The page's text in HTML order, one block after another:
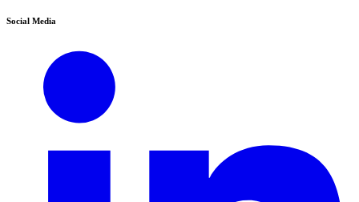
Social Media